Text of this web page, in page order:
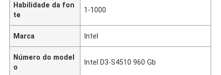
Habilidade da fon
te
1-1000
Marca Intel
Número do model
o
Intel D3-S4510 960 Gb